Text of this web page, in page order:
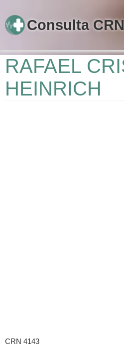
Consulta CRN
RAFAEL
HEINRICH
CRN 4143